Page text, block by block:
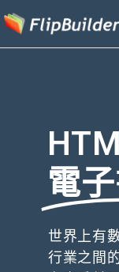
電
世界上有
行業之間